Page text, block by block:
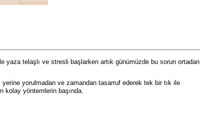
yaza telaşlı ve stresli başlarken artık günümüzde bu sorun ortadan
yerine yorulmadan ve zamandan tasarruf ederek tek bir tık ile
kolay yöntemlerin başında.